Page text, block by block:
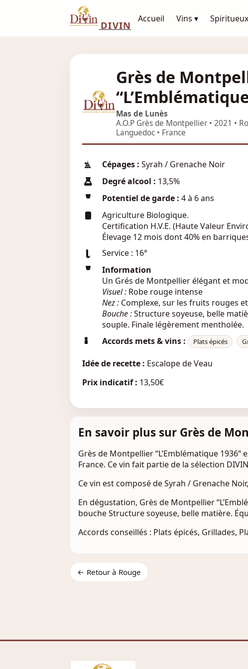
DIVIN
Accueil Vins ▾
Grès de
Mas de Lunès
A.O.P Grès de Montpellier • 2021 •
Languedoc • France
Cépages : Syrah / Grenache Noir
Degré alcool : 13,5%
Potentiel de garde : 4 à 6 ans
Agriculture Biologique.
Certification H.V.E. (Haute Valeur
Élevage 12 mois dont 40% en
Service : 16°
Information
Un Grés de Montpellier élégant et
Visuel : Robe rouge intense
Nez : Complexe, sur les fruits rouges
Bouche :Structure soyeuse, belle
souple. Finale légèrement mentholée.
Accords mets & vins :
Plats épicés
Idée de recette : Escalope de Veau
Prix indicatif : 13,50€
En savoir plus sur Grès de
Grès de Montpellier “L’Emblématique
France. Ce vin fait partie de la sélection
Ce vin est composé de Syrah / Grenache
En dégustation, Grès de Montpellier
bouche Structure soyeuse, belle matière.
Accords conseillés : Plats épicés, Grillades,
← Retour à Rouge